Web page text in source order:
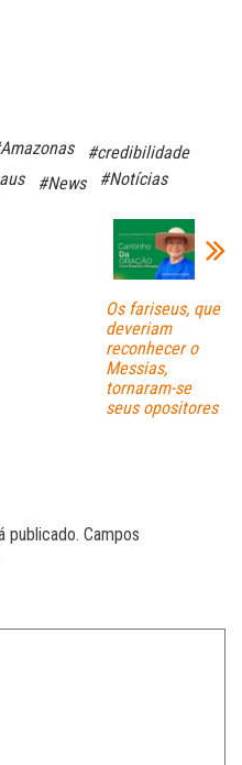
#credibilidade
#News #Notícias
Os fariseus, que
deveriam
reconhecer o
Messias,
tornaram-se
seus opositores
publicado. Campos